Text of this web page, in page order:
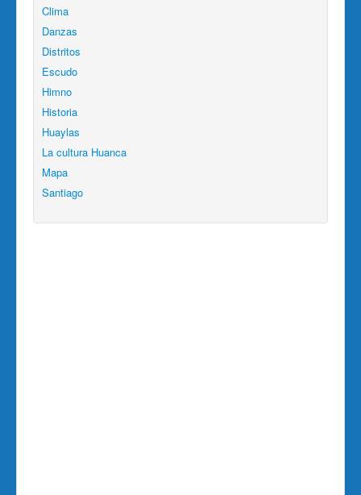
Clima
Danzas
Distritos
Escudo
Himno
Historia
Huaylas
La cultura Huanca
Mapa
Santiago